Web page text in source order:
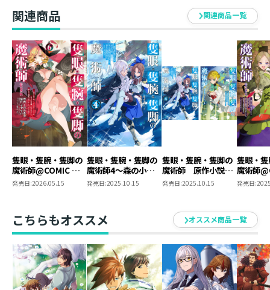
魔術の探求をしたい
だけなのに～
れていた。僕はただ
魔術の探求をしたい
だけなのに～
れてい
魔術の
だけな
関連商品 関連商品一覧
隻眼・隻腕・隻脚の
魔術師@COMIC 第6
巻～森の小屋に籠っ
魔術の探求をしたい
だけなのに～
発売日:2026.05.15
隻眼・隻腕・隻脚の
魔術師4～森の小屋
に籠っていたら早
をしたいだけなのに
～
発売日:2025.10.15
隻眼・隻腕・隻脚の
魔術師 原作小説第
4巻＋コミックス第5
発売日:2025.10.15
隻眼・
魔術師
巻～森
れてい
魔術の
だけな
発売日:
こちらもオススメ オススメ商品一覧